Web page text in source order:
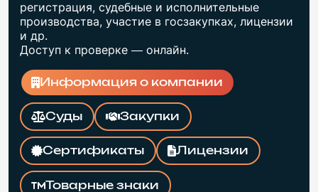
регистрация, судебные и исполнительные
производства, участие в госзакупках, лицензии
и др.
Доступ к проверке — онлайн.
Информация о компании
Суды Закупки
Сертификаты Лицензии
Товарные знаки